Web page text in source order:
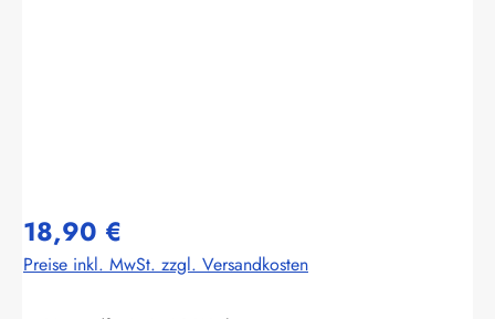
18,90 €
Preise inkl. MwSt. zzgl. Versandkosten